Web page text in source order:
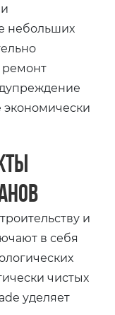
небольших
экономически
и
в себя
чистых
уделяет